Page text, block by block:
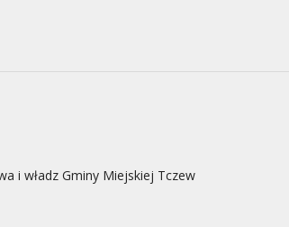
i władz Gminy Miejskiej Tczew